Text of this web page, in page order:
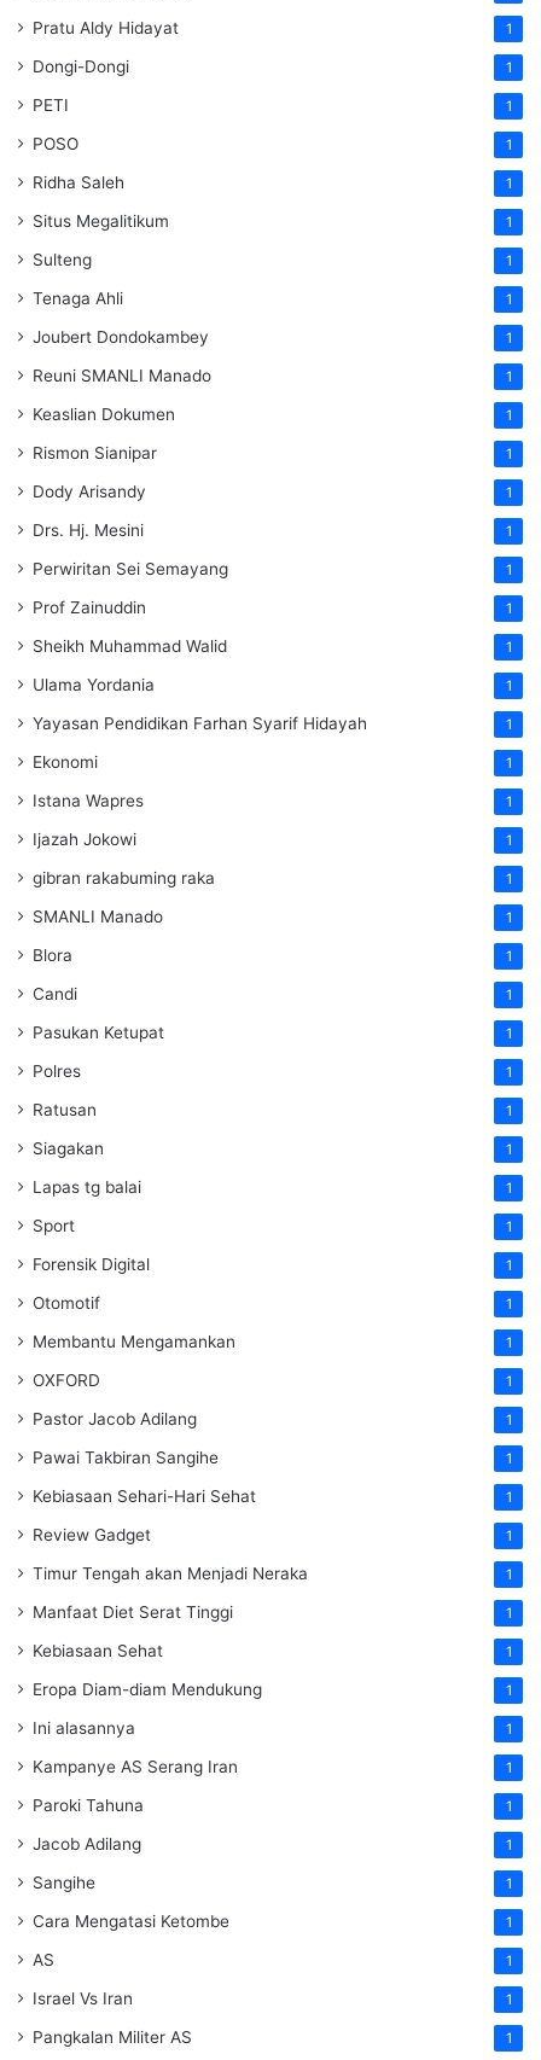
Pratu Aldy Hidayat 1
Dongi-Dongi 1
PETI 1
POSO 1
Ridha Saleh 1
Situs Megalitikum 1
Sulteng 1
Tenaga Ahli 1
Joubert Dondokambey 1
Reuni SMANLI Manado 1
Keaslian Dokumen 1
Rismon Sianipar 1
Dody Arisandy 1
Drs. Hj. Mesini 1
Perwiritan Sei Semayang 1
Prof Zainuddin 1
Sheikh Muhammad Walid 1
Ulama Yordania 1
Yayasan Pendidikan Farhan Syarif Hidayah 1
Ekonomi 1
Istana Wapres 1
Ijazah Jokowi 1
gibran rakabuming raka 1
SMANLI Manado 1
Blora 1
Candi 1
Pasukan Ketupat 1
Polres 1
Ratusan 1
Siagakan 1
Lapas tg balai 1
Sport 1
Forensik Digital 1
Otomotif 1
Membantu Mengamankan 1
OXFORD 1
Pastor Jacob Adilang 1
Pawai Takbiran Sangihe 1
Kebiasaan Sehari-Hari Sehat 1
Review Gadget 1
Timur Tengah akan Menjadi Neraka 1
Manfaat Diet Serat Tinggi 1
Kebiasaan Sehat 1
Eropa Diam-diam Mendukung 1
Ini alasannya 1
Kampanye AS Serang Iran 1
Paroki Tahuna 1
Jacob Adilang 1
Sangihe 1
Cara Mengatasi Ketombe 1
AS 1
Israel Vs Iran 1
Pangkalan Militer AS 1